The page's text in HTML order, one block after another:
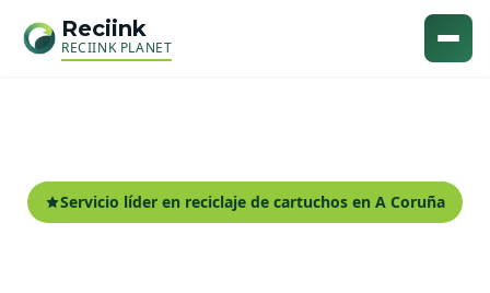
Reciink
RECIINK PLANET
Servicio líder en reciclaje de cartuchos en A Coruña